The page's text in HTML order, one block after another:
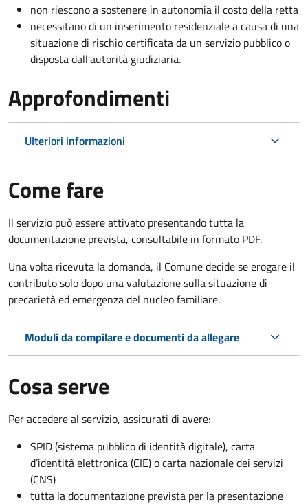
non riescono a sostenere in autonomia il costo della retta
necessitano di un inserimento residenziale a causa di una
situazione di rischio certificata da un servizio pubblico o
disposta dall'autorità giudiziaria.
Approfondimenti
Ulteriori informazioni
Come fare
Il servizio può essere attivato presentando tutta la
documentazione prevista, consultabile in formato PDF.
Una volta ricevuta la domanda, il Comune decide se erogare il
contributo solo dopo una valutazione sulla situazione di
precarietà ed emergenza del nucleo familiare.
Moduli da compilare e documenti da allegare
Cosa serve
Per accedere al servizio, assicurati di avere:
SPID (sistema pubblico di identità digitale), carta
d’identità elettronica (CIE) o carta nazionale dei servizi
(CNS)
tutta la documentazione prevista per la presentazione